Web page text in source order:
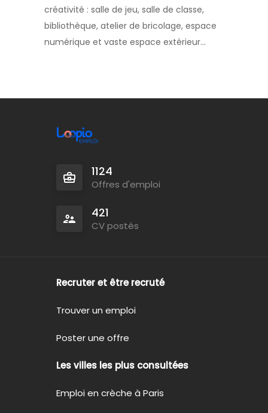
créativité : salle de jeu, salle de classe,
bibliothèque, atelier de bricolage, espace
numérique et vaste espace extérieur…
1124
Offres d'emploi
421
CV postés
Recruter et être recruté
Trouver un emploi
Poster une offre
Les villes les plus consultées
Emploi en crèche à Paris